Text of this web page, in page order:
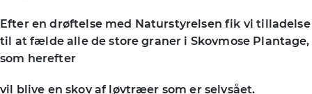
Efter en drøftelse med Naturstyrelsen fik vi tilladelse
til at fælde alle de store graner i Skovmose Plantage,
som herefter
vil blive en skov af løvtræer som er selvsået.